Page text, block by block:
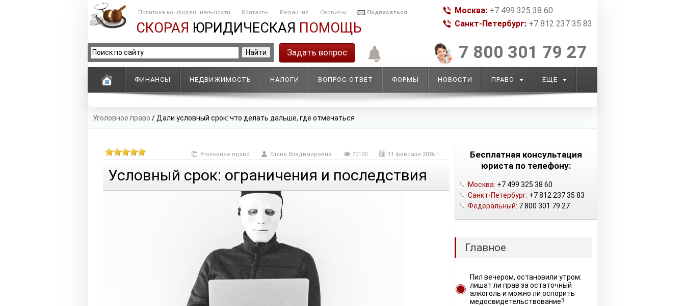
Политика конфиденциальности Контакты Редакция Сервисы Подписаться
СКОРАЯ ЮРИДИЧЕСКАЯ ПОМОЩЬ
Москва: +7 499 325 38 60
Санкт-Петербург: +7 812 237 35 83
Задать вопрос 7 800 301 79 27
ФИНАНСЫ НЕДВИЖИМОСТЬ НАЛОГИ ВОПРОС-ОТВЕТ ФОРМЫ НОВОСТИ ПРАВО ЕЩЕ
Уголовное право / Дали условный срок: что делать дальше, где отмечаться
Уголовное право Елена Владимировна 70190 11 февраля 2026 г.
Условный срок: ограничения и последствия
Бесплатная консультация
юриста по телефону:
Москва: +7 499 325 38 60
Санкт-Петербург: +7 812 237 35 83
Федеральный: 7 800 301 79 27
Главное
Пил вечером, остановили утром:
лишат ли прав за остаточный
алкоголь и можно ли оспорить
медосвидетельствование?